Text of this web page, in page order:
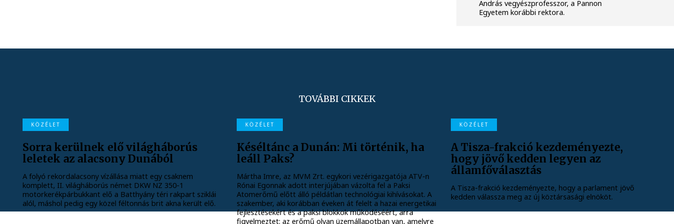
András vegyészprofesszor, a Pannon
Egyetem korábbi rektora.
TOVÁBBI CIKKEK
KÖZÉLET
Sorra kerülnek elő világháborús
leletek az alacsony Dunából
A folyó rekordalacsony vízállása miatt egy csaknem
komplett, II. világháborús német DKW NZ 350-1
motorkerékpárbukkant elő a Batthyány téri rakpart sziklái
alól, máshol pedig egy közel féltonnás brit akna került elő.
KÖZÉLET
Késéltánc a Dunán: Mi történik, ha
leáll Paks?
Mártha Imre, az MVM Zrt. egykori vezérigazgatója ATV-n
Rónai Egonnak adott interjújában vázolta fel a Paksi
Atomerőmű előtt álló példátlan technológiai kihívásokat. A
szakember, aki korábban éveken át felelt a hazai energetikai
fejlesztésekért és a paksi blokkok működéséért, arra
figyelmeztet: az erőmű olyan üzemállapotban van, amelyre
KÖZÉLET
A Tisza-frakció kezdeményezte,
hogy jövő kedden legyen az
államfőválasztás
A Tisza-frakció kezdeményezte, hogy a parlament jövő
kedden válassza meg az új köztársasági elnököt.